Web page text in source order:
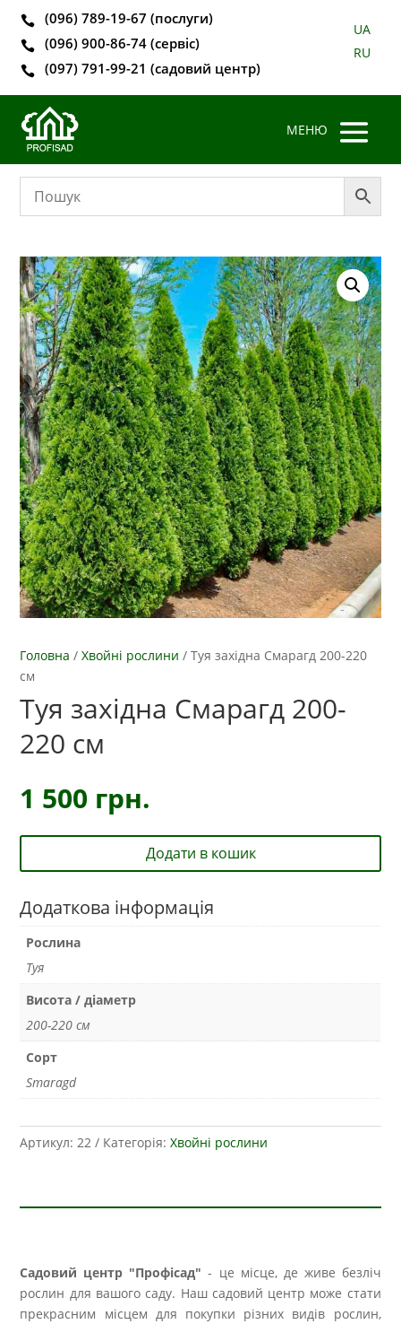
 (096) 789-19-67 (послуги)
 (096) 900-86-74 (сервіс)
 (097) 791-99-21 (садовий центр)
UA
RU
Головна /Хвойні рослини /Туя західна Смарагд 200-220
см
Туя західна Смарагд 200-
220 см
1 500 грн.
Додати в кошик
Додаткова інформація
Рослина
Туя
Висота / діаметр
200-220 см
Сорт
Smaragd
Артикул: 22 Категорія: Хвойні рослини
Садовий центр "Профісад" - це місце, де живе безліч
рослин для вашого саду. Наш садовий центр може стати
прекрасним місцем для покупки різних видів рослин,